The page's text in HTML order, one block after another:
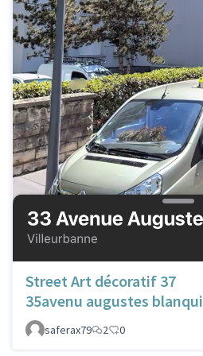
Street Art décoratif 37
35avenu augustes blanqui
saferax79
2 0